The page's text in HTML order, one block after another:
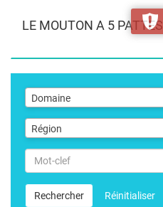
LE MOUTON A 5 PATTES
Domaine
Domaine
Région
Région
Mot-
clef
Rechercher Réinitialiser